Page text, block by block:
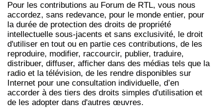
Pour les contributions au Forum de RTL, vous nous
accordez, sans redevance, pour le monde entier, pour
la durée de protection des droits de propriété
intellectuelle sous-jacents et sans exclusivité, le droit
d'utiliser en tout ou en partie ces contributions, de les
reproduire, modifier, raccourcir, publier, traduire,
distribuer, diffuser, afficher dans des médias tels que la
radio et la télévision, de les rendre disponibles sur
Internet pour une consultation individuelle, d’en
accorder à des tiers des droits simples d'utilisation et
de les adopter dans d'autres œuvres.